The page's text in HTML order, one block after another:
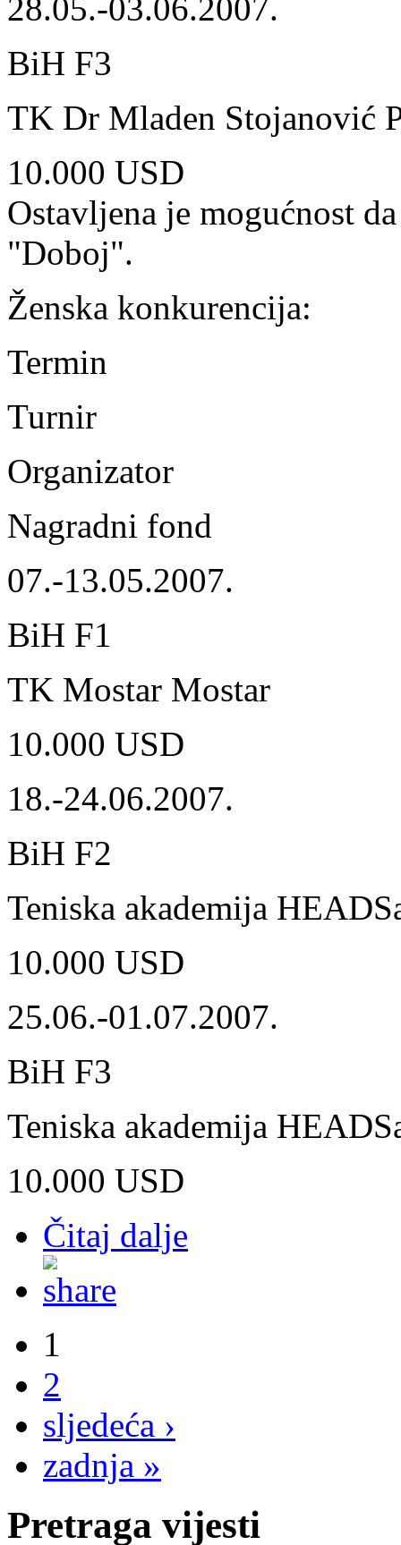
28.05.-03.06.2007.
BiH F3
TK Dr Mladen Stojanović
10.000 USD
Ostavljena je mogućnost
"Doboj".
Ženska konkurencija:
Termin
Turnir
Organizator
Nagradni fond
07.-13.05.2007.
BiH F1
TK Mostar Mostar
10.000 USD
18.-24.06.2007.
BiH F2
Teniska akademija
10.000 USD
25.06.-01.07.2007.
BiH F3
Teniska akademija
10.000 USD
Čitaj dalje
1
2
sljedeća ›
zadnja »
Pretraga vijesti